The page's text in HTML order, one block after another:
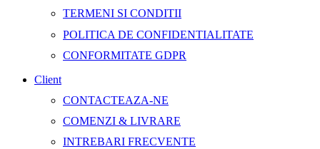
TERMENI SI CONDITII
POLITICA DE CONFIDENTIALITATE
CONFORMITATE GDPR
Client
CONTACTEAZA-NE
COMENZI & LIVRARE
INTREBARI FRECVENTE